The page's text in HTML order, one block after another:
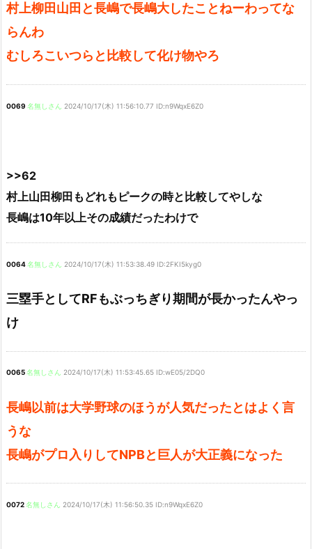
村上柳田山田と長嶋で長嶋大したことねーわってな
らんわ
むしろこいつらと比較して化け物やろ
0069 名無しさん 2024/10/17(木) 11:56:10.77 ID:n9WqxE6Z0
>>62
村上山田柳田もどれもピークの時と比較してやしな
長嶋は10年以上その成績だったわけで
0064名無しさん 2024/10/17(木) 11:53:38.49 ID:2FKI5kyg0
三塁手としてRFもぶっちぎり期間が長かったんやっ
け
0065名無しさん 2024/10/17(木) 11:53:45.65 ID:wE05/2DQ0
長嶋以前は大学野球のほうが人気だったとはよく言
うな
長嶋がプロ入りしてNPBと巨人が大正義になった
0072名無しさん 2024/10/17(木) 11:56:50.35 ID:n9WqxE6Z0